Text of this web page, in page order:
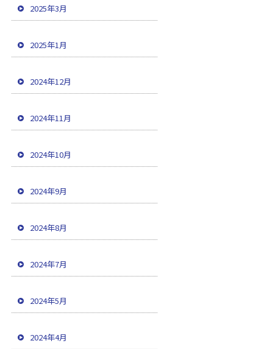
2025年3月
2025年1月
2024年12月
2024年11月
2024年10月
2024年9月
2024年8月
2024年7月
2024年5月
2024年4月